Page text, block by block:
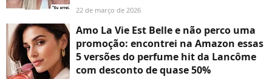
22 de março de 2026
Amo La Vie Est Belle e não perco uma
promoção: encontrei na Amazon essas
5 versões do perfume hit da Lancôme
com desconto de quase 50%